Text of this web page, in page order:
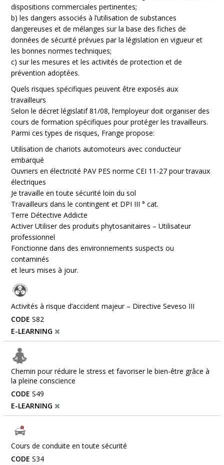
dispositions commerciales pertinentes;
b) les dangers associés à l’utilisation de substances
dangereuses et de mélanges sur la base des fiches de
données de sécurité prévues par la législation en vigueur et
les bonnes normes techniques;
c) sur les mesures et les activités de protection et de
prévention adoptées.
Quels risques spécifiques peuvent être exposés aux
travailleurs
Selon le décret législatif 81/08, l’employeur doit organiser des
cours de formation spécifiques pour protéger les travailleurs.
Parmi ces types de risques, Frange propose:
Utilisation de chariots automoteurs avec conducteur
embarqué
Ouvriers en électricité PAV PES norme CEI 11-27 pour travaux
électriques
Je travaille en toute sécurité loin du sol
Travailleurs dans le contingent et DPI III ° cat.
Terre Détective Addicte
Activer Utiliser des produits phytosanitaires – Utilisateur
professionnel
Fonctionne dans des environnements suspects ou
contaminés
et leurs mises à jour.
Activités à risque d’accident majeur – Directive Seveso III
CODE S82
E-LEARNING
Chemin pour réduire le stress et favoriser le bien-être grâce à
la pleine conscience
CODE S49
E-LEARNING
Cours de conduite en toute sécurité
CODE S34